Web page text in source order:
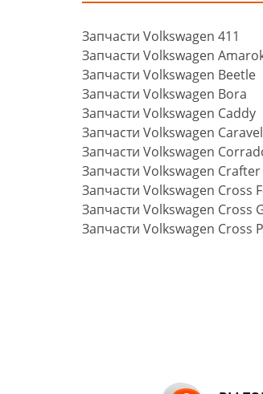
Запчасти Volkswagen 411
Запчасти Volkswagen
Запчасти Volkswagen Beetle
Запчасти Volkswagen Bora
Запчасти Volkswagen Caddy
Запчасти Volkswagen
Запчасти Volkswagen
Запчасти Volkswagen Crafter
Запчасти Volkswagen Cross
Запчасти Volkswagen Cross
Запчасти Volkswagen Cross